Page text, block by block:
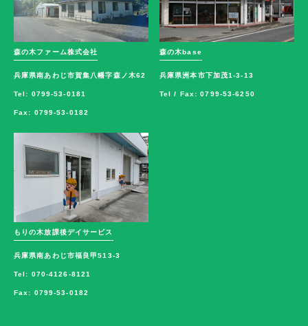
森の木ファーム株式会社
兵庫県南あわじ市賀集八幡字森ノ木62
Tel: 0799-53-0181
Fax: 0799-53-0182
森の木base
兵庫県洲本市下加茂1-3-13
Tel / Fax: 0799-53-6250
もりの木放課後デイサービス
兵庫県南あわじ市福良甲513-3
Tel: 070-4126-8121
Fax: 0799-53-0182